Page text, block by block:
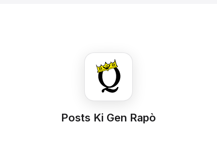
Posts Ki Gen Rapò